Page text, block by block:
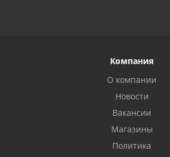
Компания
О компании
Новости
Вакансии
Магазины
Политика